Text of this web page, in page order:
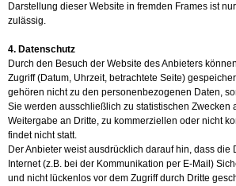
Darstellung dieser Website in fremden Frames ist
zulässig.
4. Datenschutz
Durch den Besuch der Website des Anbieters
Zugriff (Datum, Uhrzeit, betrachtete Seite)
gehören nicht zu den personenbezogenen Daten,
Sie werden ausschließlich zu statistischen Zwecken
Weitergabe an Dritte, zu kommerziellen oder nicht
findet nicht statt.
Der Anbieter weist ausdrücklich darauf hin, dass die
Internet (z.B. bei der Kommunikation per E-Mail)
und nicht lückenlos vor dem Zugriff durch Dritte